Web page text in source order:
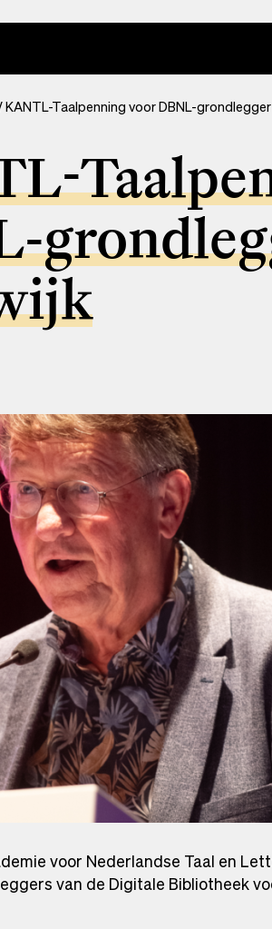
KANTL-Taalpenning voor DBNL-
voor Nederlandse Taal en
van de Digitale Bibliotheek